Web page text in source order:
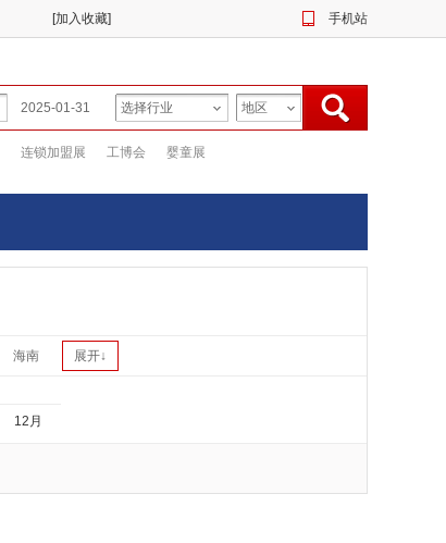
[加入收藏] 手机站
连锁加盟展 工博会 婴童展
海南 展开↓
12月